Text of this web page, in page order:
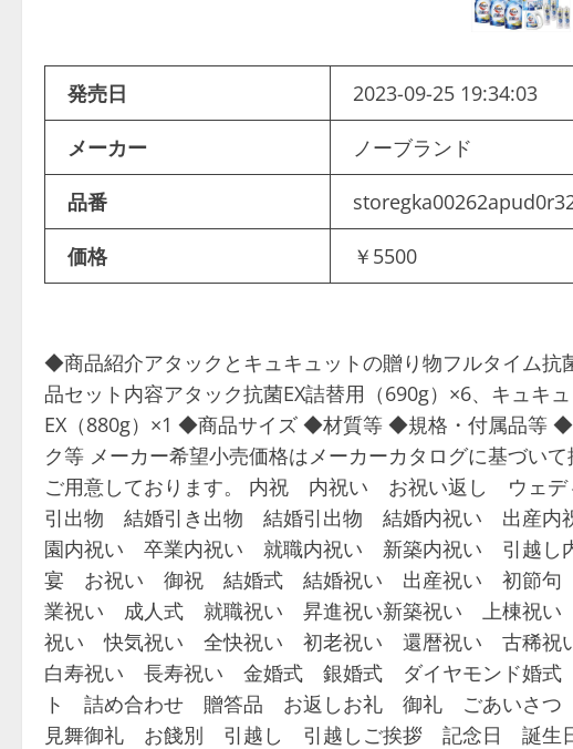
発売日 2023-09-25 19:34:03
メーカー ノーブランド
品番
価格 ￥5500
◆商品紹介アタックとキュキュットの贈り物フルタイム
品セット内容アタック抗菌EX詰替用（690g）×6、キュキ
EX（880g）×1 ◆商品サイズ ◆材質等 ◆規格・付属品等
ク等 メーカー希望小売価格はメーカーカタログに基づい
ご用意しております。 内祝 内祝い お祝い返し ウェ
引出物 結婚引き出物 結婚引出物 結婚内祝い 出産
園内祝い 卒業内祝い 就職内祝い 新築内祝い 引越
宴 お祝い 御祝 結婚式 結婚祝い 出産祝い 初節
業祝い 成人式 就職祝い 昇進祝い新築祝い 上棟祝
祝い 快気祝い 全快祝い 初老祝い 還暦祝い 古稀祝
白寿祝い 長寿祝い 金婚式 銀婚式 ダイヤモンド婚
ト 詰め合わせ 贈答品 お返しお礼 御礼 ごあいさ
見舞御礼 お餞別 引越し 引越しご挨拶 記念日 誕